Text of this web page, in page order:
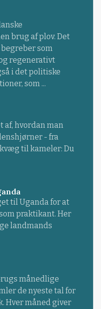
brug af plov. Det
som
regenerativt
i det politiske
som ...
af, hvordan man
- fra
til kameler: Du
til Uganda for at
praktikant. Her
landmands
månedlige
de nyeste tal for
Hver måned giver